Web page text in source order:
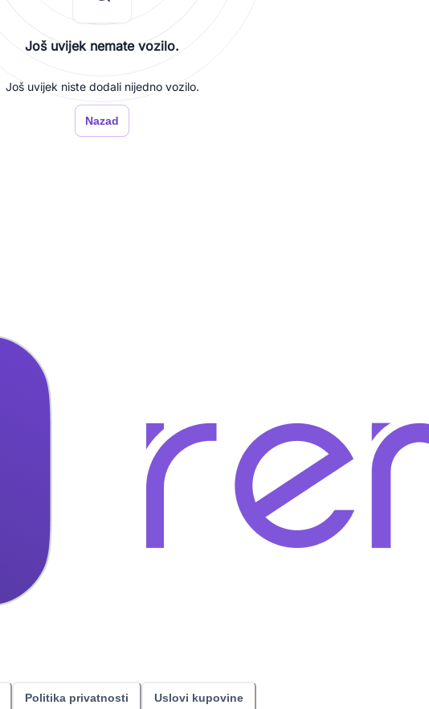
Još uvijek nemate vozilo.
Još uvijek niste dodali nijedno vozilo.
Nazad
Politika privatnosti Uslovi kupovine